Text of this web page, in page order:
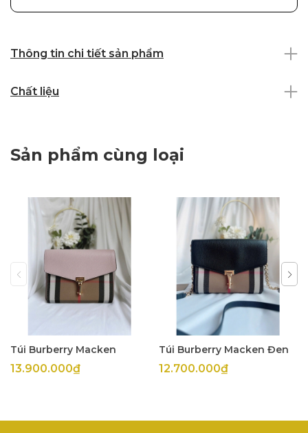
Thông tin chi tiết sản phẩm
Chất liệu
Sản phẩm cùng loại
Túi Burberry Macken
13.900.000₫
Túi Burberry Macken Đen
12.700.000₫